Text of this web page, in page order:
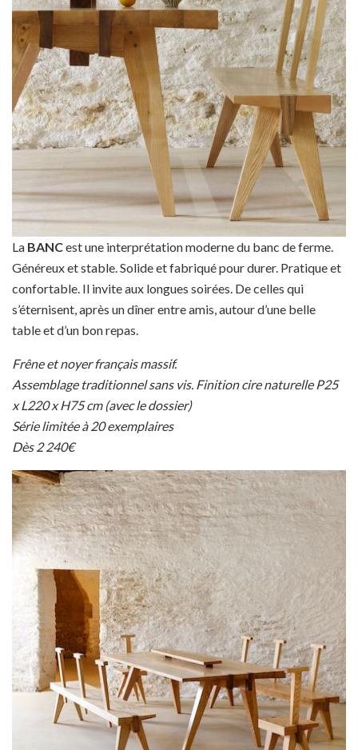
La BANCest une interprétation moderne du banc de ferme.
Généreux et stable. Solide et fabriqué pour durer. Pratique et
confortable. Il invite aux longues soirées. De celles qui
s’éternisent, après un dîner entre amis, autour d’une belle
table et d’un bon repas.
Frêne et noyer français massif.
Assemblage traditionnel sans vis. Finition cire naturelle P25
x L220 x H75 cm (avec le dossier)
Série limitée à 20 exemplaires
Dès 2 240€